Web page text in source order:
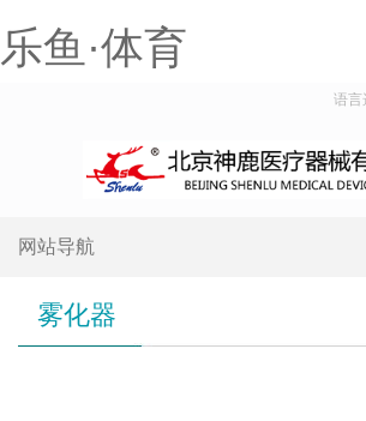
乐鱼·体育
语言
网站导航
雾化器